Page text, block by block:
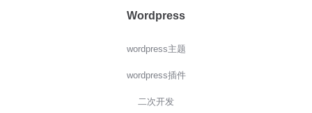
Wordpress
wordpress主题
wordpress插件
二次开发